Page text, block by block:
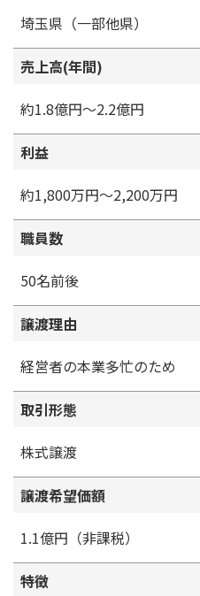
埼玉県（一部他県）
売上高(年間)
約1.8億円～2.2億円
利益
約1,800万円～2,200万円
職員数
50名前後
譲渡理由
経営者の本業多忙のため
取引形態
株式譲渡
譲渡希望価額
1.1億円（非課税）
特徴